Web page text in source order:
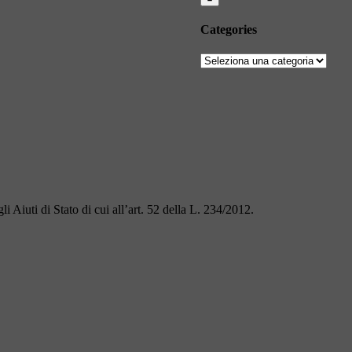
Categories
Categories
Aiuti di Stato di cui all’art. 52 della L. 234/2012.